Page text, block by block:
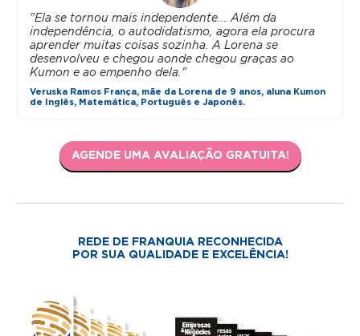
"Ela se tornou mais independente... Além da
independência, o autodidatismo, agora ela procura
aprender muitas coisas sozinha. A Lorena se
desenvolveu e chegou aonde chegou graças ao
Kumon e ao empenho dela."
Veruska Ramos França, mãe da Lorena de 9 anos, aluna Kumon
de Inglês, Matemática, Português e Japonês.
AGENDE UMA AVALIAÇÃO GRATUITA!
REDE DE FRANQUIA RECONHECIDA
POR SUA QUALIDADE E EXCELÊNCIA!